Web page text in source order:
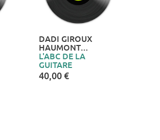
DADI GIROUX
HAUMONT…
L'ABC DE LA
GUITARE
40,00 €